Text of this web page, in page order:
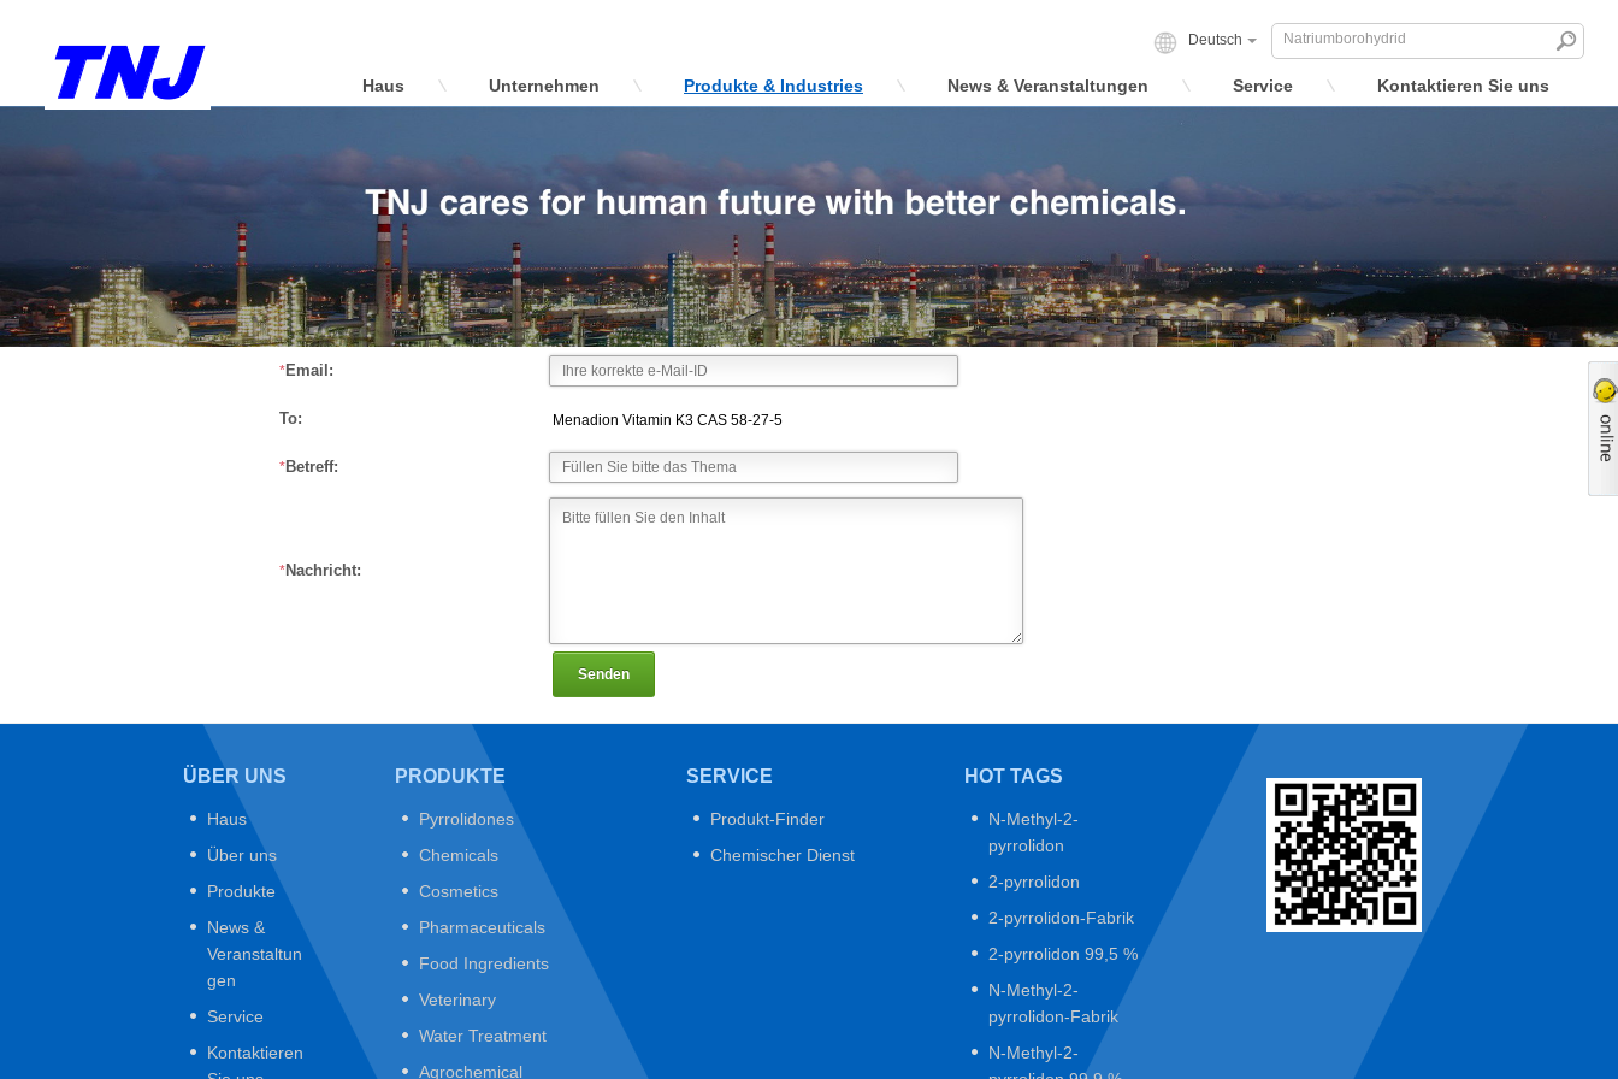
Deutsch
Haus Unternehmen Produkte & Industries News & Veranstaltungen Service Kontaktieren Sie uns
*Email:
To: Menadion Vitamin K3 CAS 58-27-5
*Betreff:
*Nachricht:
Senden
ÜBER UNS
Haus
Über uns
Produkte
News &
Veranstaltun
gen
Service
Kontaktieren
PRODUKTE
Pyrrolidones
Chemicals
Cosmetics
Pharmaceuticals
Food Ingredients
Veterinary
Water Treatment
Agrochemical
SERVICE
Produkt-Finder
Chemischer Dienst
HOT TAGS
N-Methyl-2-
pyrrolidon
2-pyrrolidon
2-pyrrolidon-Fabrik
2-pyrrolidon 99,5 %
N-Methyl-2-
pyrrolidon-Fabrik
N-Methyl-2-